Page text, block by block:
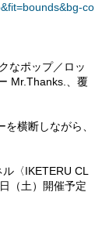
co
なポップ／ロッ
Mr.Thanks.、覆
横断しながら、
〈IKETERU CL
（土）開催予定